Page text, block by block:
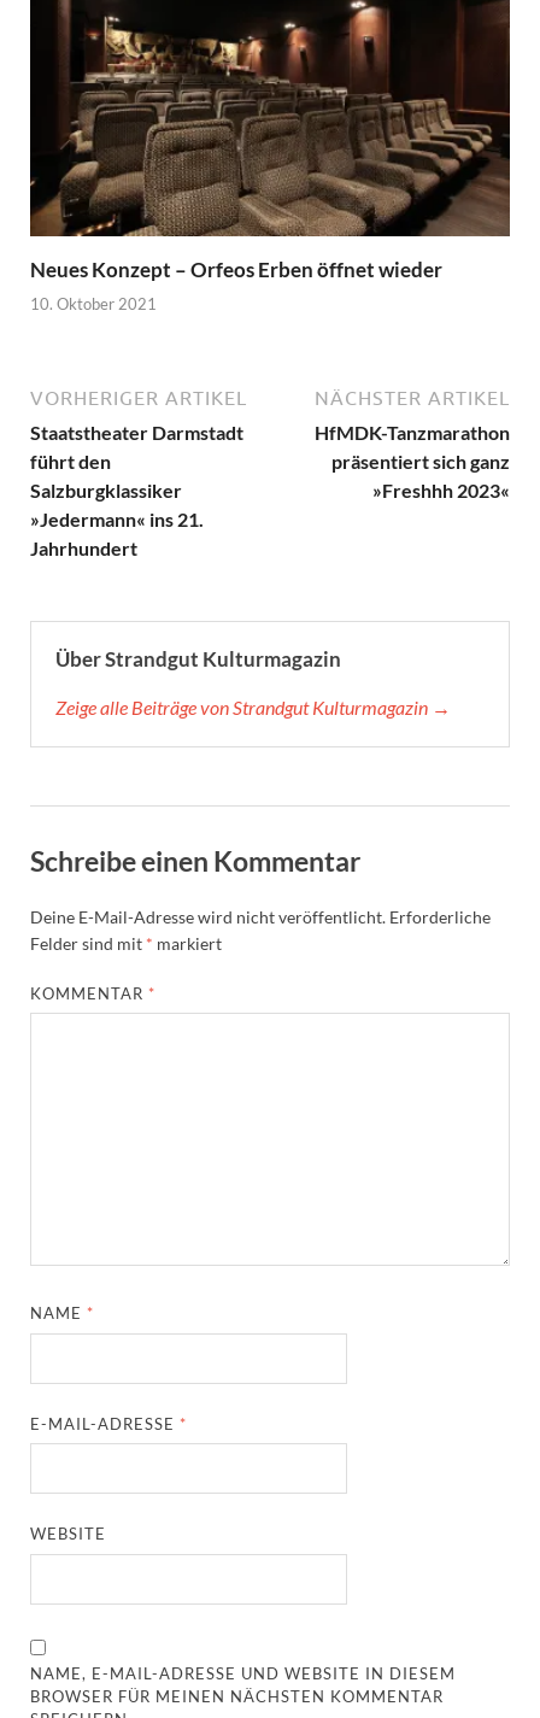
Neues Konzept – Orfeos Erben öffnet wieder
10. Oktober 2021
VORHERIGER ARTIKEL
Staatstheater Darmstadt
führt den
Salzburgklassiker
»Jedermann« ins 21.
Jahrhundert
NÄCHSTER ARTIKEL
HfMDK-Tanzmarathon
präsentiert sich ganz
»Freshhh 2023«
Über Strandgut Kulturmagazin
Zeige alle Beiträge von Strandgut Kulturmagazin →
Schreibe einen Kommentar
Deine E-Mail-Adresse wird nicht veröffentlicht. Erforderliche
Felder sind mit * markiert
KOMMENTAR *
NAME *
E-MAIL-ADRESSE *
WEBSITE
NAME, E-MAIL-ADRESSE UND WEBSITE IN DIESEM
BROWSER FÜR MEINEN NÄCHSTEN KOMMENTAR